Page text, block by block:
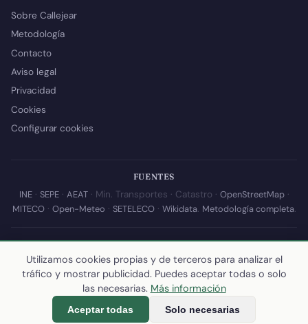
Sobre Callejear
Metodología
Contacto
Aviso legal
Privacidad
Cookies
Configurar cookies
FUENTES
INE· SEPE· AEAT· Min. Transportes · Catastro · OpenStreetMap·
MITECO· Open-Meteo · SETELECO· Wikidata. Metodología completa.
© 2026 Callejear.com — Directorio municipal de España con datos
abiertos. Desarrollado y mantenido porYoel Castaño.
Última actualización de esta página:10 de julio de 2026
calculamos los datos
Utilizamos cookies propias y de terceros para analizar el
tráfico y mostrar publicidad. Puedes aceptar todas o solo
las necesarias. Más información
Aceptar todas Solo necesarias